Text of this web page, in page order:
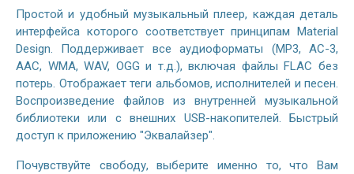
Простой и удобный музыкальный плеер, каждая деталь
интерфейса которого соответствует принципам Material
Design. Поддерживает все аудиоформаты (MP3, AC-3,
AAC, WMA, WAV, OGG и т.д.), включая файлы FLAC без
потерь. Отображает теги альбомов, исполнителей и песен.
Воспроизведение файлов из внутренней музыкальной
библиотеки или с внешних USB-накопителей. Быстрый
доступ к приложению "Эквалайзер".
Почувствуйте свободу, выберите именно то, что Вам